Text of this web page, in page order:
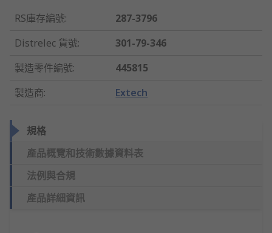
RS庫存編號:
287-3796
Distrelec 貨號:
301-79-346
製造零件編號:
445815
製造商: Extech
規格
產品概覽和技術數據資料表
法例與合規
產品詳細資訊